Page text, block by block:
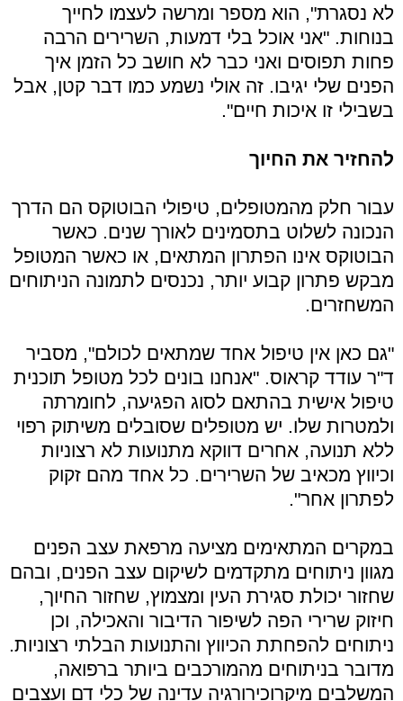
לא נסגרת", הוא מספר ומרשה לעצמו לחייך
בנוחות. "אני אוכל בלי דמעות, השרירים הרבה
פחות תפוסים ואני כבר לא חושב כל הזמן איך
הפנים שלי יגיבו. זה אולי נשמע כמו דבר קטן, אבל
בשבילי זו איכות חיים".
להחזיר את החיוך
עבור חלק מהמטופלים, טיפולי הבוטוקס הם הדרך
הנכונה לשלוט בתסמינים לאורך שנים. כאשר
הבוטוקס אינו הפתרון המתאים, או כאשר המטופל
מבקש פתרון קבוע יותר, נכנסים לתמונה הניתוחים
המשחזרים.
"גם כאן אין טיפול אחד שמתאים לכולם", מסביר
ד"ר עודד קראוס. "אנחנו בונים לכל מטופל תוכנית
טיפול אישית בהתאם לסוג הפגיעה, לחומרתה
ולמטרות שלו. יש מטופלים שסובלים משיתוק רפוי
ללא תנועה, אחרים דווקא מתנועות לא רצוניות
וכיווץ מכאיב של השרירים. כל אחד מהם זקוק
לפתרון אחר".
במקרים המתאימים מציעה מרפאת עצב הפנים
מגוון ניתוחים מתקדמים לשיקום עצב הפנים, ובהם
שחזור יכולת סגירת העין ומצמוץ, שחזור החיוך,
חיזוק שרירי הפה לשיפור הדיבור והאכילה, וכן
ניתוחים להפחתת הכיווץ והתנועות הבלתי רצוניות.
מדובר בניתוחים מהמורכבים ביותר ברפואה,
המשלבים מיקרוכירורגיה עדינה של כלי דם ועצבים